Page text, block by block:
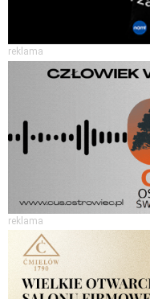
reklama
reklama